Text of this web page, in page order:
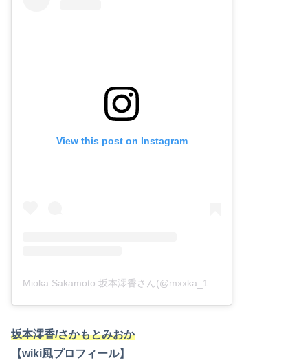
View this post on Instagram
坂本澪香/さかもとみおか
【wiki風プロフィール】